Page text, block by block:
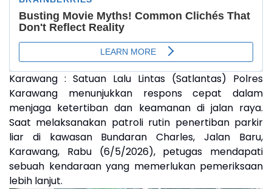
Karawang : Satuan Lalu Lintas (Satlantas) Polres
Karawang menunjukkan respons cepat dalam
menjaga ketertiban dan keamanan di jalan raya.
Saat melaksanakan patroli rutin penertiban parkir
liar di kawasan Bundaran Charles, Jalan Baru,
Karawang, Rabu (6/5/2026), petugas mendapati
sebuah kendaraan yang memerlukan pemeriksaan
lebih lanjut.